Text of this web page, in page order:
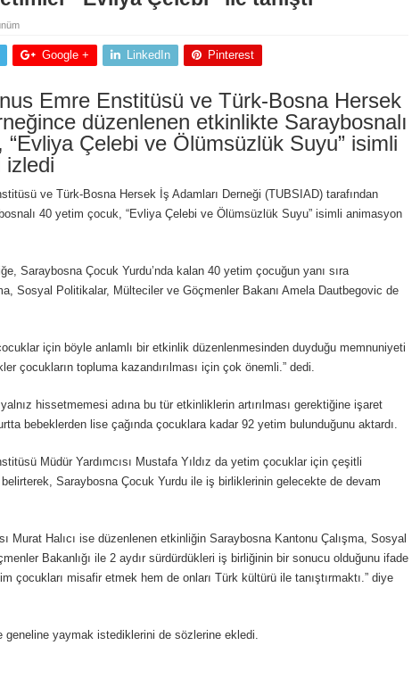
Google + LinkedIn Pinterest
Emre Enstitüsü ve Türk-Bosna Hersek
düzenlenen etkinlikte Saraybosnalı
Çelebi ve Ölümsüzlük Suyu” isimli
izledi
ve Türk-Bosna Hersek İş Adamları Derneği (TUBSIAD) tarafından
40 yetim çocuk, “Evliya Çelebi ve Ölümsüzlük Suyu” isimli animasyon
Saraybosna Çocuk Yurdu’nda kalan 40 yetim çocuğun yanı sıra
Sosyal Politikalar, Mülteciler ve Göçmenler Bakanı Amela Dautbegovic de
için böyle anlamlı bir etkinlik düzenlenmesinden duyduğu memnuniyeti
çocukların topluma kazandırılması için çok önemli.” dedi.
hissetmemesi adına bu tür etkinliklerin artırılması gerektiğine işaret
bebeklerden lise çağında çocuklara kadar 92 yetim bulunduğunu aktardı.
Müdür Yardımcısı Mustafa Yıldız da yetim çocuklar için çeşitli
belirterek, Saraybosna Çocuk Yurdu ile iş birliklerinin gelecekte de devam
Murat Halıcı ise düzenlenen etkinliğin Saraybosna Kantonu Çalışma, Sosyal
Bakanlığı ile 2 aydır sürdürdükleri iş birliğinin bir sonucu olduğunu ifade
çocukları misafir etmek hem de onları Türk kültürü ile tanıştırmaktı.” diye
geneline yaymak istediklerini de sözlerine ekledi.